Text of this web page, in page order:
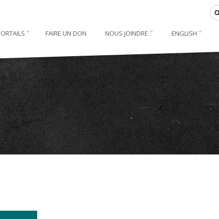
FAIRE UN DON NOUS JOINDRE ENGLISH